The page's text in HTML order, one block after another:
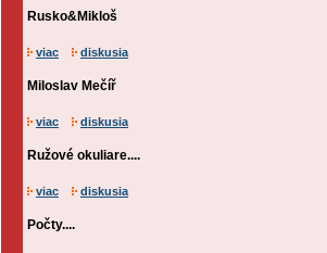
Rusko&Mikloš
viac diskusia
Miloslav Mečíř
viac diskusia
Ružové okuliare....
viac diskusia
Počty....